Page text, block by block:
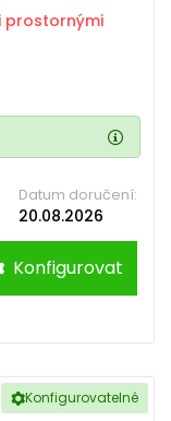
prostornými
Datum doručení:
20.08.2026
Konfigurovat
Konfigurovatelné